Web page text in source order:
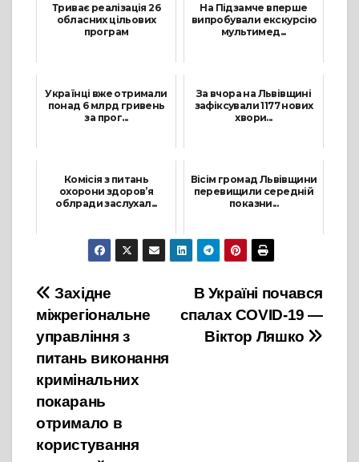
Триває реалізація 26
обласних цільових
програм
На Підзамче вперше
випробували екскурсію
мультимед...
Українці вже отримали
понад 6 млрд гривень
за прог...
За вчора на Львівщині
зафіксували 1177 нових
хвори...
Комісія з питань
охорони здоров’я
облради заслухал...
1 Липня, 2021
Вісім громад Львівщини
перевищили середній
показни...
31 Липня, 2021
Навігація
записів
В Україні почався
спалах COVID-19 —
Віктор Ляшко
Західне
міжрегіональне
управління з
питань виконання
кримінальних
покарань
отримало в
користування